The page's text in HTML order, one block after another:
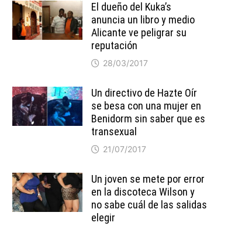
El dueño del Kuka’s
anuncia un libro y medio
Alicante ve peligrar su
reputación
28/03/2017
Un directivo de Hazte Oír
se besa con una mujer en
Benidorm sin saber que es
transexual
21/07/2017
Un joven se mete por error
en la discoteca Wilson y
no sabe cuál de las salidas
elegir